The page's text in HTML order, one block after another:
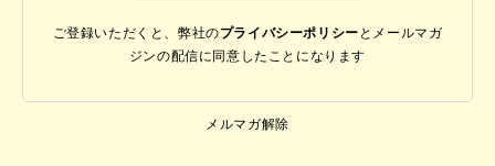
ご登録いただくと、弊社のプライバシーポリシー と メールマガ
ジンの配信に同意したことになります
メルマガ解除